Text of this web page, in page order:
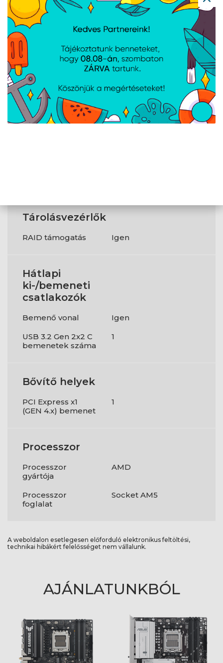
felületek
DisplayPort száma
RGB LED tűfejes
csatlakozó
Tápellátás
PCI Express x16
(Gen 4.x)
foglalatok
Tárolásvezérlők
RAID támogatás Igen
Hátlapi
ki-/bemeneti
csatlakozók
Bemenő vonal
Igen
USB 3.2 Gen 2x2 C
bemenetek száma
1
Bővítő helyek
PCI Express x1
(GEN 4.x) bemenet
1
Processzor
Processzor
gyártója
AMD
Processzor
foglalat
Socket AM5
A weboldalon esetlegesen előforduló elektronikus feltöltési,
technikai hibákért felelősséget nem vállalunk.
AJÁNLATUNKBÓL